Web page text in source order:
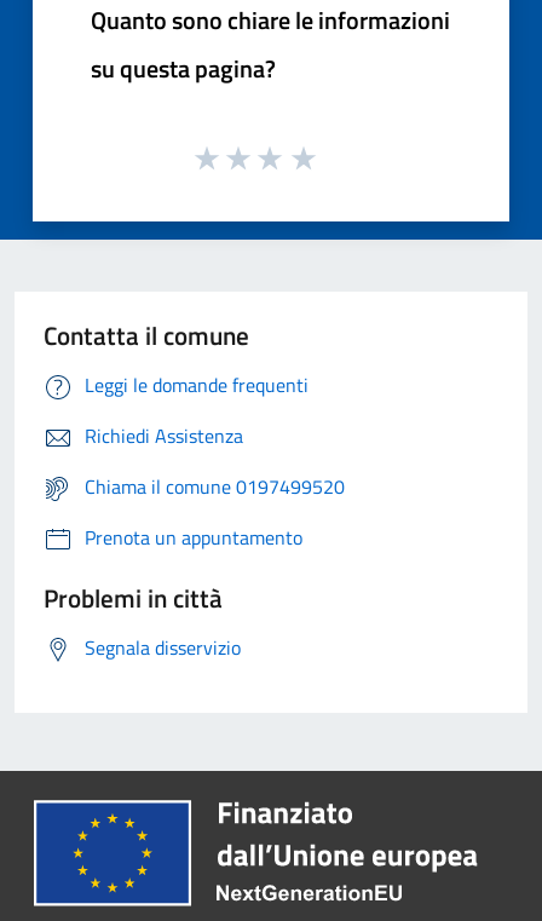
Quanto sono chiare le informazioni
su questa pagina?
Contatta il comune
Leggi le domande frequenti
Richiedi Assistenza
Chiama il comune 0197499520
Prenota un appuntamento
Problemi in città
Segnala disservizio